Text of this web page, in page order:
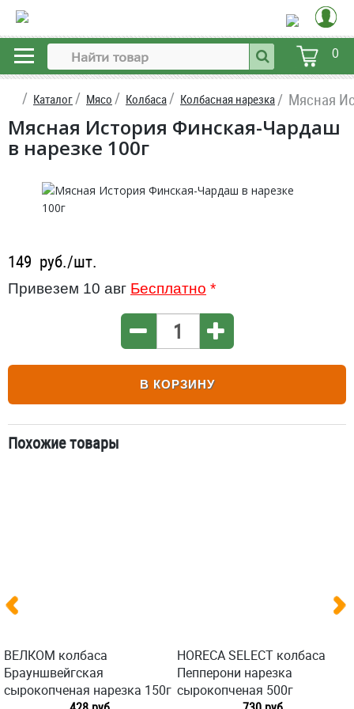
0
Каталог Мясо Колбаса Колбасная нарезка Мясная
Мясная История Финская-Чардаш
в нарезке 100г
149 руб./шт.
Привезем 10 авг Бесплатно *
В КОРЗИНУ
Похожие товары
ВЕЛКОМ колбаса
Брауншвейгская
сырокопченая нарезка 150г
HORECA SELECT колбаса
Пепперони нарезка
сырокопченая 500г